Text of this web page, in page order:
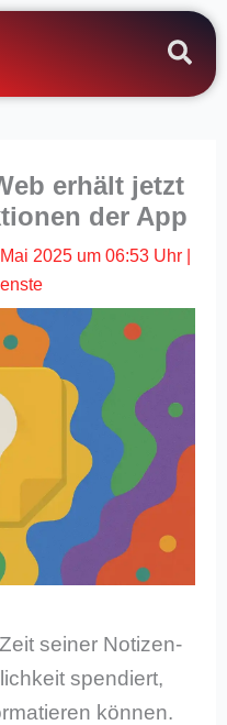
erhält jetzt
der App
2025 um 06:53 Uhr|
seiner Notizen-
spendiert,
können.